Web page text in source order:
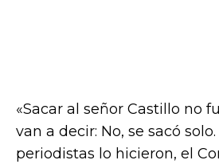
«Sacar al señor Castillo no
van a decir: No, se sacó
periodistas lo hicieron, el